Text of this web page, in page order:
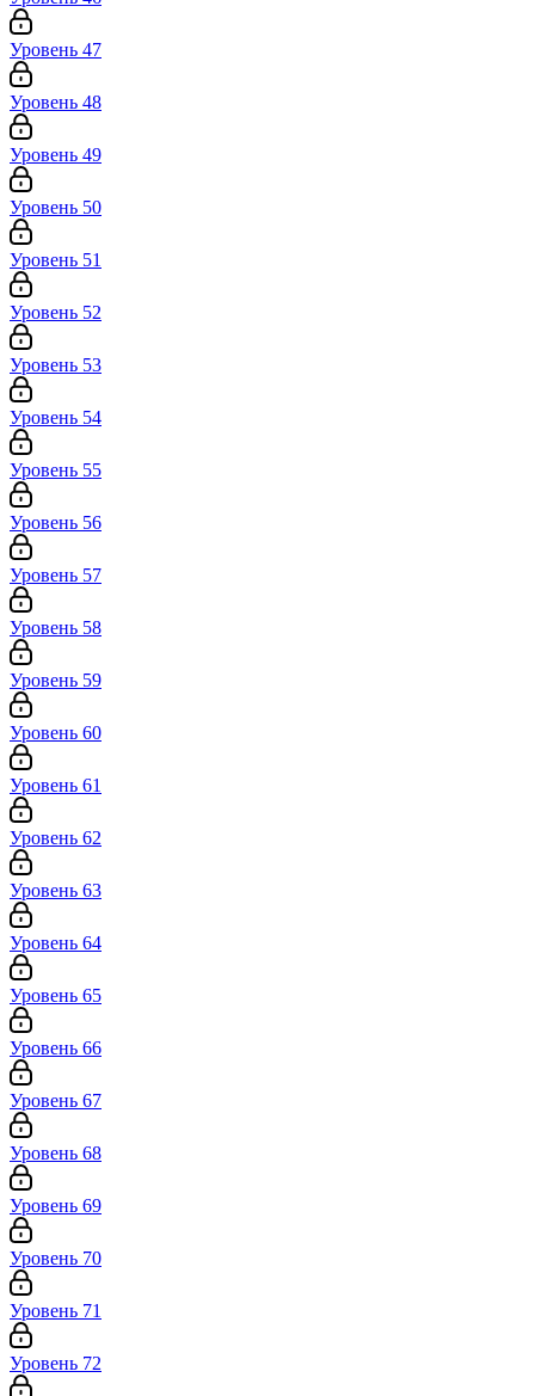
Уровень 47
Уровень 48
Уровень 49
Уровень 50
Уровень 51
Уровень 52
Уровень 53
Уровень 54
Уровень 55
Уровень 56
Уровень 57
Уровень 58
Уровень 59
Уровень 60
Уровень 61
Уровень 62
Уровень 63
Уровень 64
Уровень 65
Уровень 66
Уровень 67
Уровень 68
Уровень 69
Уровень 70
Уровень 71
Уровень 72